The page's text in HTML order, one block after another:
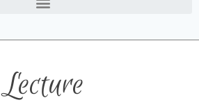
Lecture